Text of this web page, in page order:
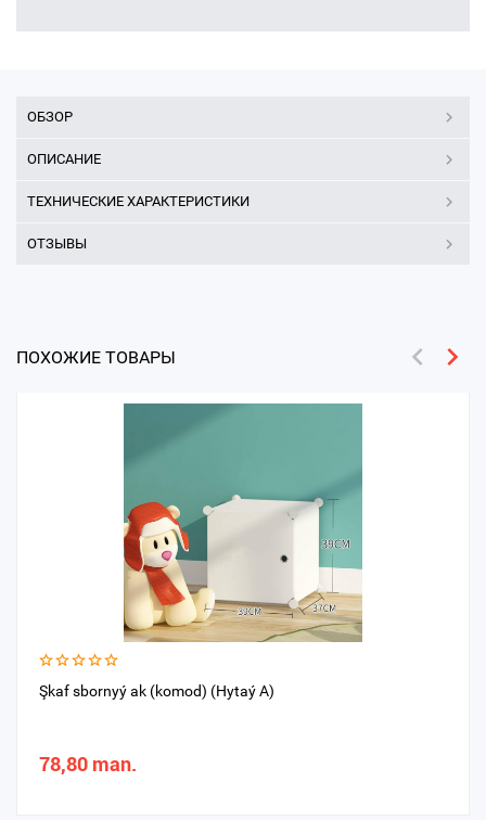
ОБЗОР
ОПИСАНИЕ
ТЕХНИЧЕСКИЕ ХАРАКТЕРИСТИКИ
ОТЗЫВЫ
ПОХОЖИЕ ТОВАРЫ
Şkaf sbornyý ak (komod) (Hytaý A)
78,80 man.